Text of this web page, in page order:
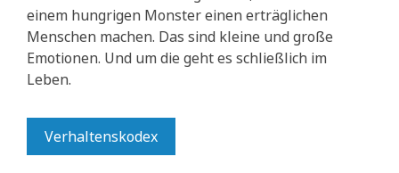
einem hungrigen Monster einen erträglichen
Menschen machen. Das sind kleine und große
Emotionen. Und um die geht es schließlich im
Leben.
Verhaltenskodex